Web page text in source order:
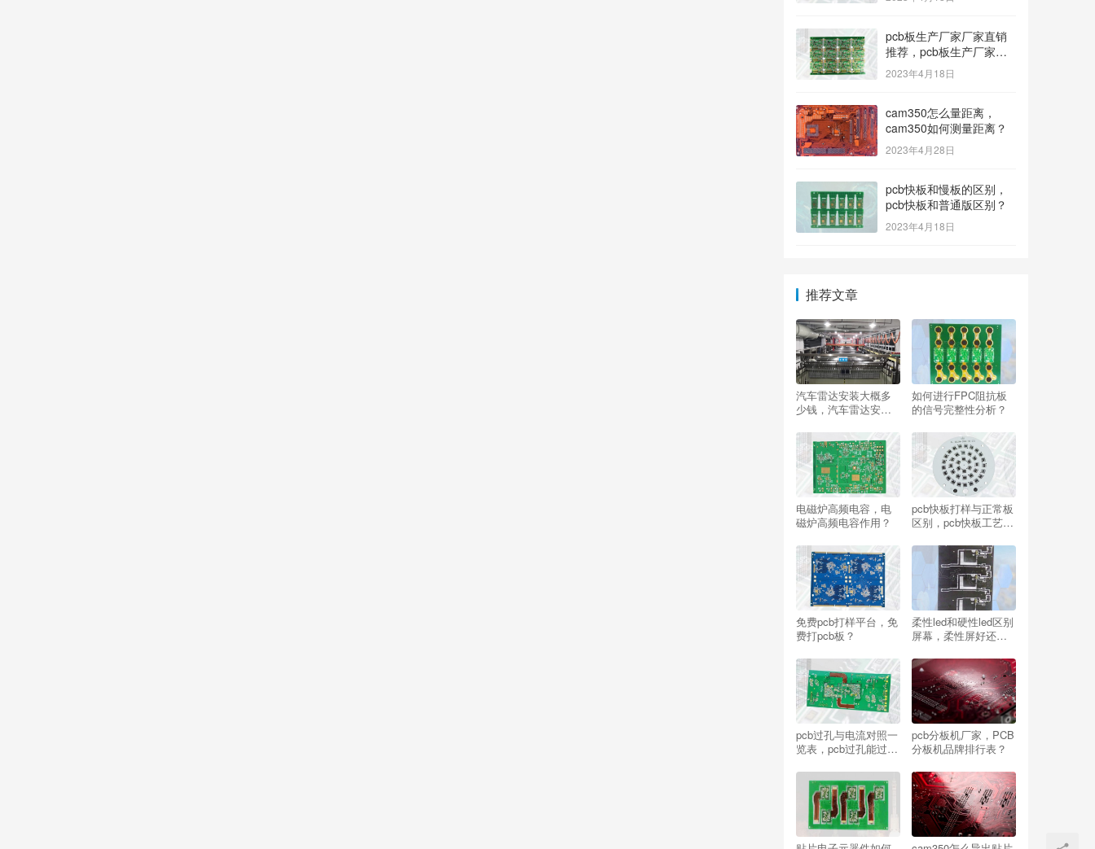
pcb板生产厂家厂家直销
推荐，pcb板生产厂家多
种型号可选？
2023年4月18日
cam350怎么量距离，
cam350如何测量距离？
2023年4月28日
pcb快板和慢板的区别，
pcb快板和普通版区别？
2023年4月18日
推荐文章
汽车雷达安装大概多
少钱，汽车雷达安装
如何进行FPC阻抗板
的信号完整性分析？
电磁炉高频电容，电
磁炉高频电容作用？
pcb快板打样与正常板
区别，pcb快板工艺与
免费pcb打样平台，免
费打pcb板？
柔性led和硬性led区别
屏幕，柔性屏好还是
pcb过孔与电流对照一
览表，pcb过孔能过多
pcb分板机厂家，PCB
分板机品牌排行表？